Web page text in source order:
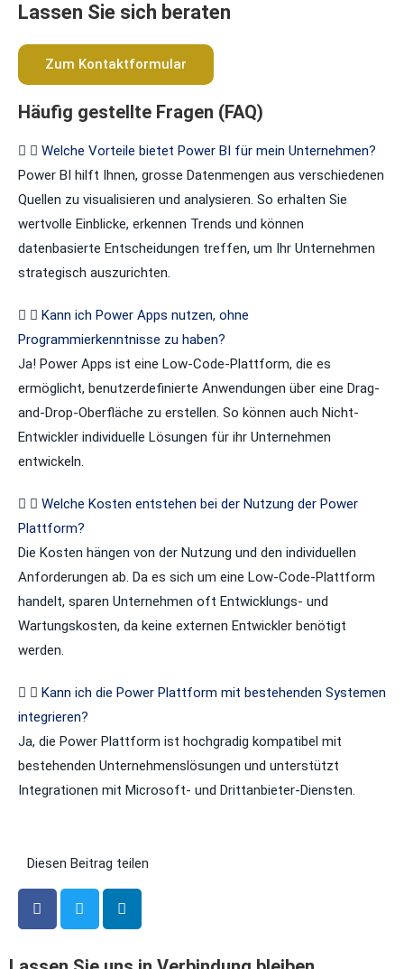
Lassen Sie sich beraten
Zum Kontaktformular
Häufig gestellte Fragen (FAQ)
Welche Vorteile bietet Power BI für mein Unternehmen?
Power BI hilft Ihnen, grosse Datenmengen aus verschiedenen
Quellen zu visualisieren und analysieren. So erhalten Sie
wertvolle Einblicke, erkennen Trends und können
datenbasierte Entscheidungen treffen, um Ihr Unternehmen
strategisch auszurichten.
Kann ich Power Apps nutzen, ohne
Programmierkenntnisse zu haben?
Ja! Power Apps ist eine Low-Code-Plattform, die es
ermöglicht, benutzerdefinierte Anwendungen über eine Drag-
and-Drop-Oberfläche zu erstellen. So können auch Nicht-
Entwickler individuelle Lösungen für ihr Unternehmen
entwickeln.
Welche Kosten entstehen bei der Nutzung der Power
Plattform?
Die Kosten hängen von der Nutzung und den individuellen
Anforderungen ab. Da es sich um eine Low-Code-Plattform
handelt, sparen Unternehmen oft Entwicklungs- und
Wartungskosten, da keine externen Entwickler benötigt
werden.
Kann ich die Power Plattform mit bestehenden Systemen
integrieren?
Ja, die Power Plattform ist hochgradig kompatibel mit
bestehenden Unternehmenslösungen und unterstützt
Integrationen mit Microsoft- und Drittanbieter-Diensten.
Diesen Beitrag teilen